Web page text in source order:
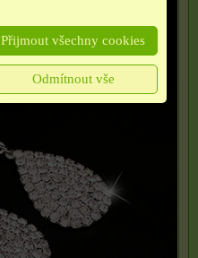
Přijmout všechny cookies
Odmítnout vše